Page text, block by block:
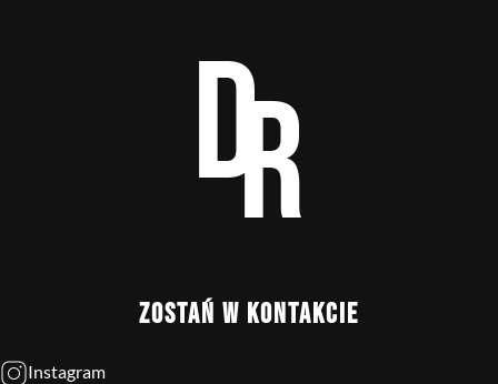
ZOSTAŃ W KONTAKCIE
Instagram